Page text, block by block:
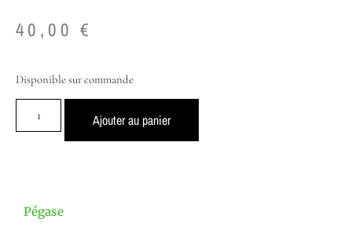
40,00€
Disponible sur commande
Ajouter au panier
Pégase